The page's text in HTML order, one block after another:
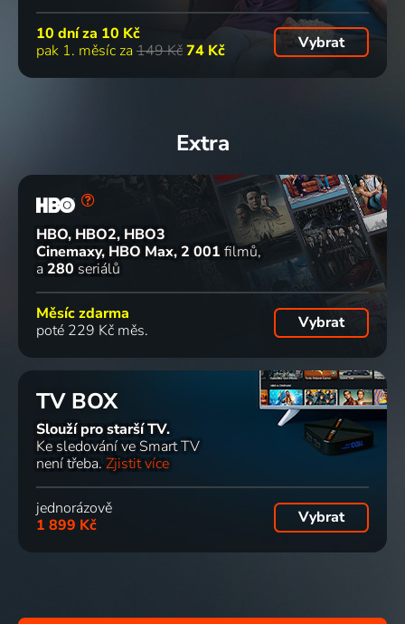
10 dní za 10 Kč
pak 1. měsíc za 149 Kč74 Kč Vybrat
Extra
HBO, HBO2, HBO3
Cinemaxy, HBO Max 2 001 filmů
a 280 seriálů
Měsíc zdarma
poté 229 Kč měs.
Vybrat
TV BOX
Slouží pro starší TV.
Ke sledování ve Smart TV
není třeba. Zjistit více
jednorázově
1 899 Kč
Vybrat